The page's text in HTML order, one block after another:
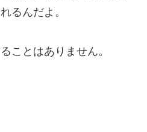
るんだよ。
ことはありません。